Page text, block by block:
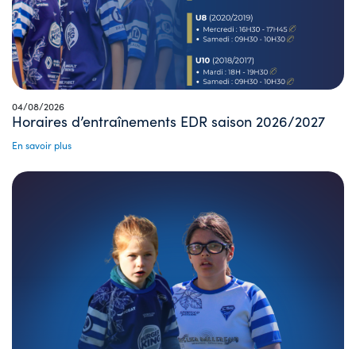
04/08/2026
Horaires d’entraînements EDR saison 2026/2027
En savoir plus